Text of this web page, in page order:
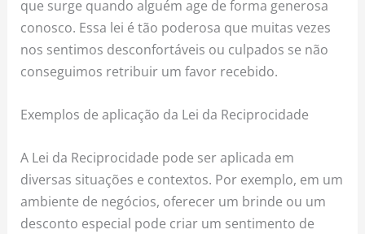
que surge quando alguém age de forma generosa
conosco. Essa lei é tão poderosa que muitas vezes
nos sentimos desconfortáveis ou culpados se não
conseguimos retribuir um favor recebido.
Exemplos de aplicação da Lei da Reciprocidade
A Lei da Reciprocidade pode ser aplicada em
diversas situações e contextos. Por exemplo, em um
ambiente de negócios, oferecer um brinde ou um
desconto especial pode criar um sentimento de